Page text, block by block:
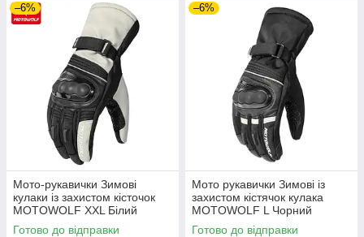
–6%
Мото-рукавички Зимові
кулаки із захистом кісточок
MOTOWOLF XXL Білий
MDL0318
Готово до відправки
–6%
Мото рукавички Зимові із
захистом кістячок кулака
MOTOWOLF L Чорний
MDL0318
Готово до відправки